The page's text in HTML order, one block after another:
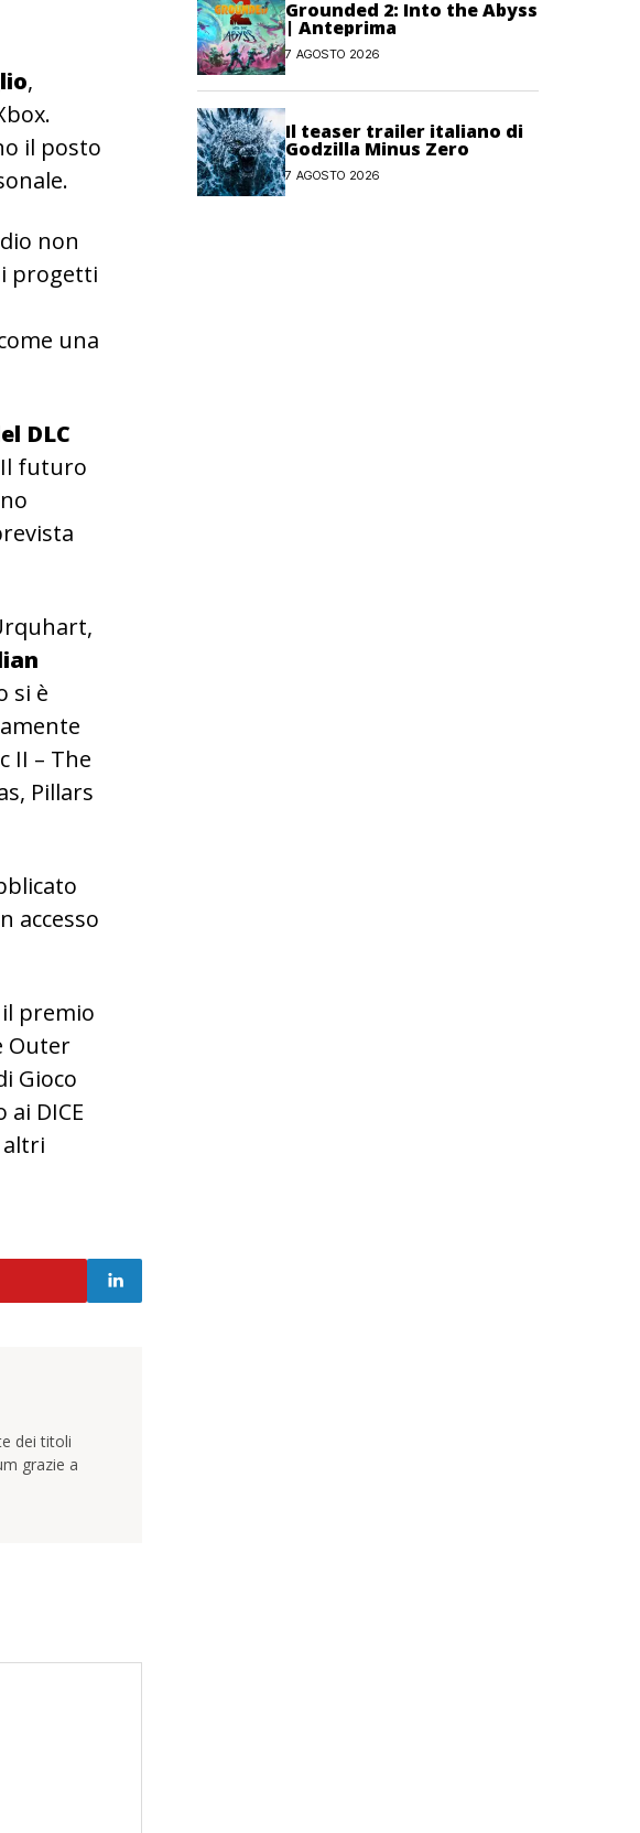
,
il posto
non
progetti
una
DLC
futuro
si è
II – The
Pillars
accesso
premio
Outer
Gioco
DICE
altri
dei titoli
grazie a
Grounded 2: Into the Abyss
| Anteprima
7 AGOSTO 2026
Il teaser trailer italiano di
Godzilla Minus Zero
7 AGOSTO 2026